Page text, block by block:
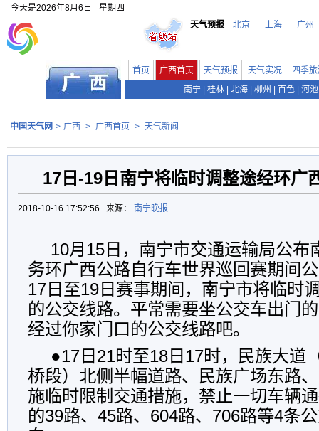
今天是2026年8月6日
星期四
天气预报
北京 上海 广州
首页 广西首页 天气预报 天气实况
四季
南宁
桂林 北海 柳州 百色 河池
中国天气网 > 广西 > 广西首页 > 天气新闻
17日-19日南宁将临时调整途经环广
2018-10-16 17:52:56 来源： 南宁晚报
10月15日，南宁市交通运输局公布
务环广西公路自行车世界巡回赛期间
17日至19日赛事期间，南宁市将临时
的公交线路。平常需要坐公交车出门
经过你家门口的公交线路吧。
●17日21时至18日17时，民族大道
桥段）北侧半幅道路、民族广场东路
施临时限制交通措施，禁止一切车辆
的39路、45路、604路、706路等4条